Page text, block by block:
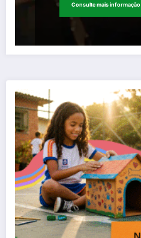
Consulte mais informação